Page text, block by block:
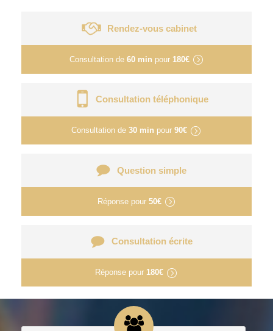
Rendez-vous cabinet
Consultation de 60 min pour 180€
Consultation téléphonique
Consultation de 30 min pour 90€
Question simple
Réponse pour 50€
Consultation écrite
Réponse pour 180€